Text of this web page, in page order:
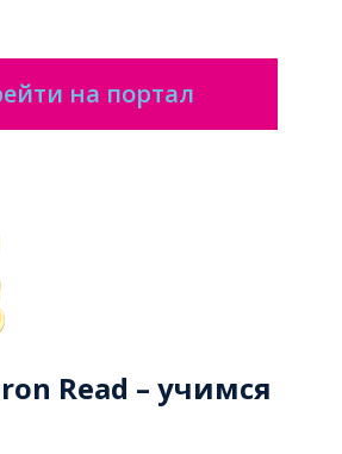
на портал
Read – учимся